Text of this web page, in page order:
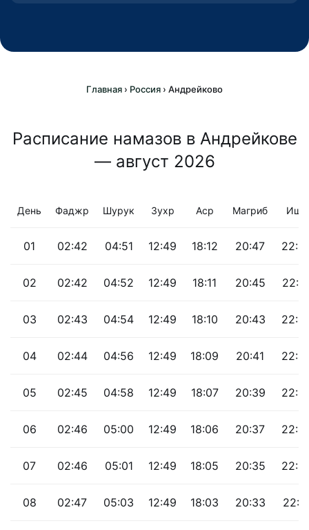
Главная › Россия › Андрейково
Расписание намазов в Андрейкове
— август 2026
День Фаджр Шурук Зухр Аср Магриб Иша
01 02:42 04:51 12:49 18:12 20:47
02 02:42 04:52 12:49 18:11 20:45
03 02:43 04:54 12:49 18:10 20:43
04 02:44 04:56 12:49 18:09 20:41
05 02:45 04:58 12:49 18:07 20:39
06 02:46 05:00 12:49 18:06 20:37
07 02:46 05:01 12:49 18:05 20:35
08 02:47 05:03 12:49 18:03 20:33